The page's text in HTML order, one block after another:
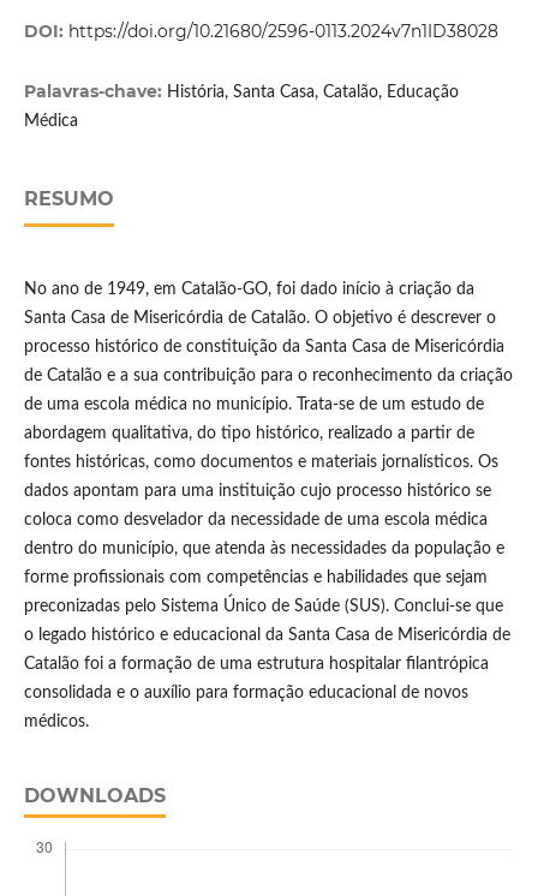
DOI: https://doi.org/10.21680/2596-0113.2024v7n1ID38028
Palavras-chave: História, Santa Casa, Catalão, Educação
Médica
RESUMO
No ano de 1949, em Catalão-GO, foi dado início à criação da
Santa Casa de Misericórdia de Catalão. O objetivo é descrever o
processo histórico de constituição da Santa Casa de Misericórdia
de Catalão e a sua contribuição para o reconhecimento da criação
de uma escola médica no município. Trata-se de um estudo de
abordagem qualitativa, do tipo histórico, realizado a partir de
fontes históricas, como documentos e materiais jornalísticos. Os
dados apontam para uma instituição cujo processo histórico se
coloca como desvelador da necessidade de uma escola médica
dentro do município, que atenda às necessidades da população e
forme profissionais com competências e habilidades que sejam
preconizadas pelo Sistema Único de Saúde (SUS). Conclui-se que
o legado histórico e educacional da Santa Casa de Misericórdia de
Catalão foi a formação de uma estrutura hospitalar filantrópica
consolidada e o auxílio para formação educacional de novos
médicos.
DOWNLOADS